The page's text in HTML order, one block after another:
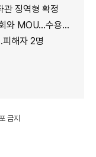
관 징역형 확정
교화·법률지원 협력
해자 2명
금지